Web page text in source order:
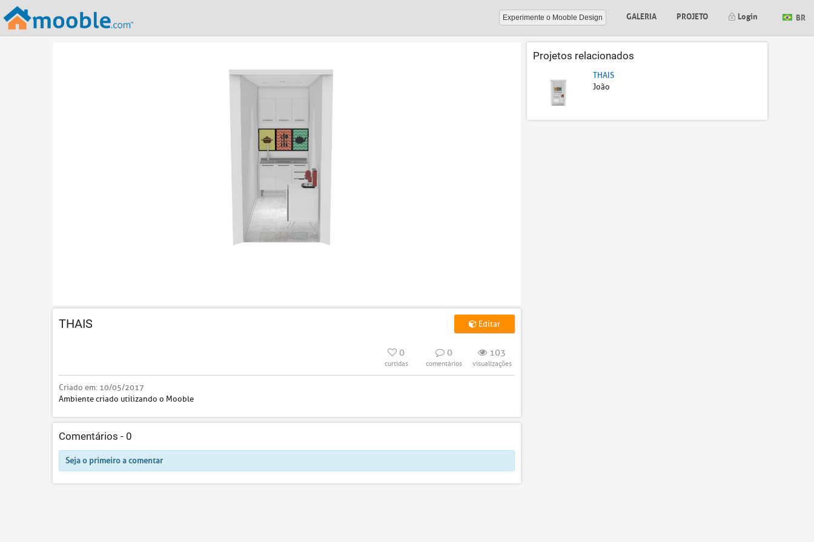
Experimente o Mooble Design GALERIA PROJETO Login BR
THAIS Editar
0
curtidas
0
comentários
103
visualizações
Criado em: 10/05/2017
Ambiente criado utilizando o Mooble
Comentários - 0
Seja o primeiro a comentar
Projetos relacionados
THAIS
João